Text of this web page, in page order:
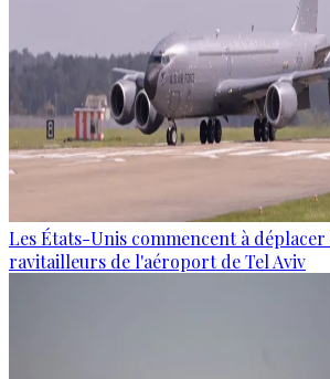
Les États-Unis commencent à
ravitailleurs de l'aéroport de Tel Aviv